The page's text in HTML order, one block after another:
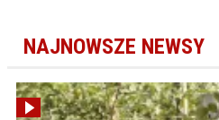
NAJNOWSZE NEWSY